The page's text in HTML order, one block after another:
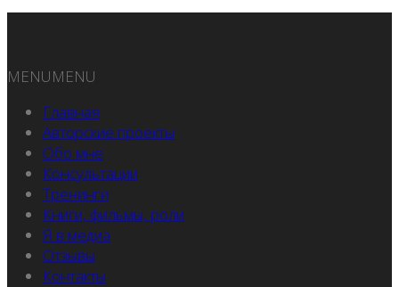
MENUMENU
Главная
Авторские проекты
Обо мне
Консультации
Тренинги
Книги, фильмы, роли
Я в медиа
Отзывы
Контакты